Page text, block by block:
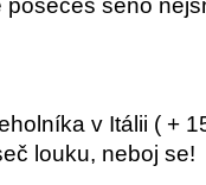
v Itálii ( +
louku, neboj se!